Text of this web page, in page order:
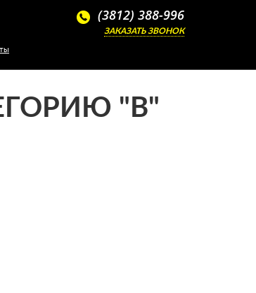
(3812) 388-996
ЗАКАЗАТЬ ЗВОНОК
"В"